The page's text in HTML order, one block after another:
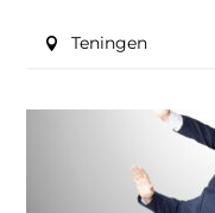
Teningen